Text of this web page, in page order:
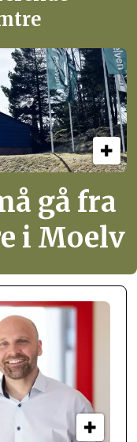
gå fra
i Moelv